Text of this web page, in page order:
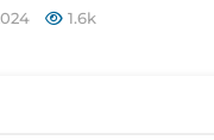
1.6k